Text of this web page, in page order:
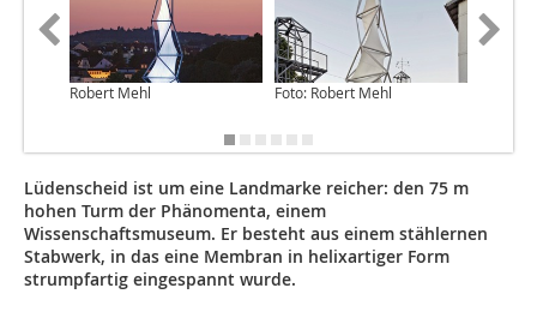
Robert Mehl Foto: Robert Mehl
Lüdenscheid ist um eine Landmarke reicher: den 75 m
hohen Turm der Phänomenta, einem
Wissenschaftsmuseum. Er besteht aus einem stählernen
Stabwerk, in das eine Membran in helixartiger Form
strumpfartig eingespannt wurde.